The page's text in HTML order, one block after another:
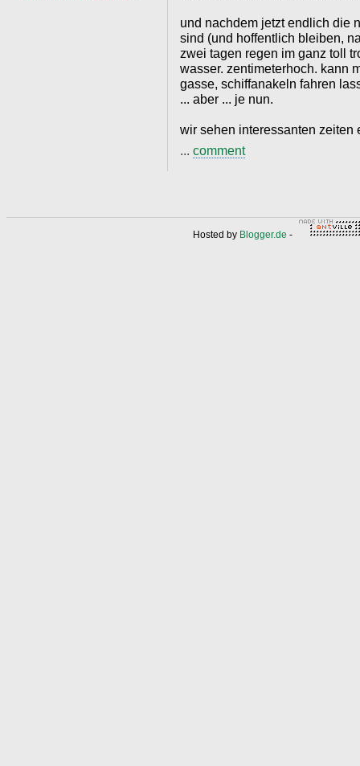
und nachdem jetzt endlich die
sind (und hoffentlich bleiben,
zwei tagen regen im ganz toll
wasser. zentimeterhoch. kann
gasse, schiffanakeln fahren
... aber ... je nun.
wir sehen interessanten zeiten
... comment
Hosted by Blogger.de -